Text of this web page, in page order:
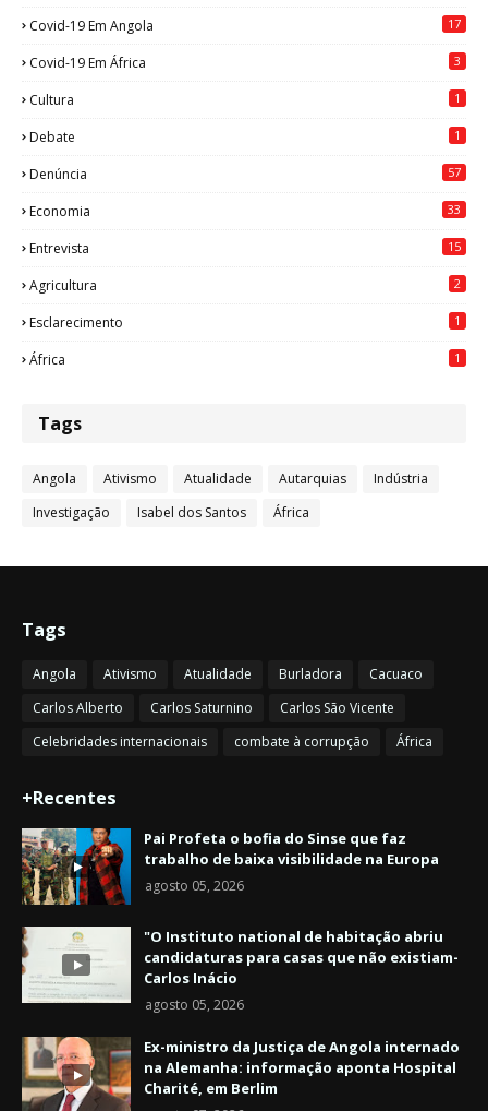
Covid-19 Em Angola 17
Covid-19 Em África 3
Cultura 1
Debate 1
Denúncia 57
Economia 33
Entrevista 15
Agricultura 2
Esclarecimento 1
África 1
Tags
Angola Ativismo Atualidade Autarquias
Indústria
Investigação
Isabel dos Santos África
Tags
Angola Ativismo Atualidade Burladora
Cacuaco
Carlos Alberto
Carlos Saturnino
Carlos São Vicente
Celebridades internacionais
combate à corrupção África
+Recentes
Pai Profeta o bofia do Sinse que faz
trabalho de baixa visibilidade na Europa
agosto 05, 2026
"O Instituto national de habitação abriu
candidaturas para casas que não existiam-
Carlos Inácio
agosto 05, 2026
Ex-ministro da Justiça de Angola internado
na Alemanha: informação aponta Hospital
Charité, em Berlim